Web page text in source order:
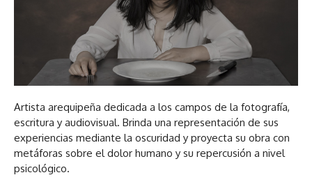
Artista arequipeña dedicada a los campos de la fotografía,
escritura y audiovisual. Brinda una representación de sus
experiencias mediante la oscuridad y proyecta su obra con
metáforas sobre el dolor humano y su repercusión a nivel
psicológico.